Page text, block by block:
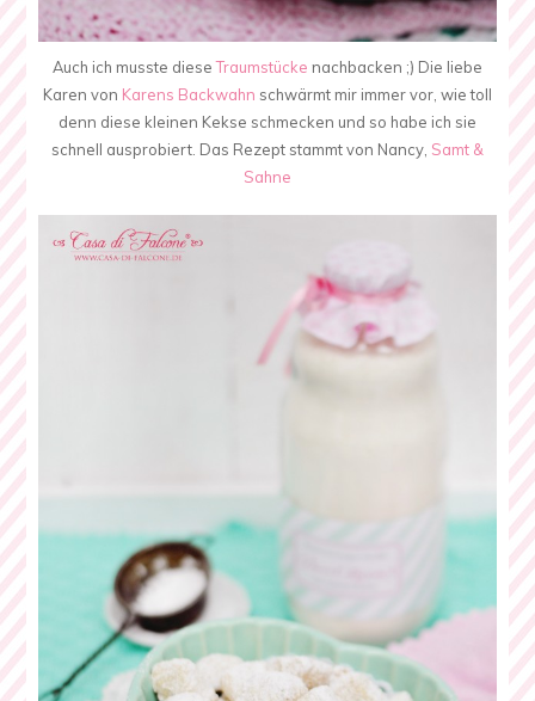
Auch ich musste dieseTraumstücke nachbacken ;) Die liebe
Karen von Karens Backwahn schwärmt mir immer vor, wie toll
denn diese kleinen Kekse schmecken und so habe ich sie
schnell ausprobiert. Das Rezept stammt von Nancy, Samt &
Sahne